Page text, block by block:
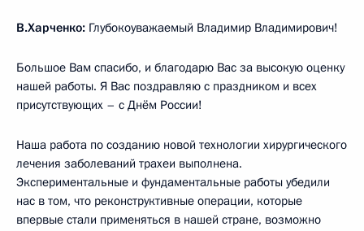
В.Харченко: Глубокоуважаемый Владимир Владимирович!
Большое Вам спасибо, и благодарю Вас за высокую оценку
нашей работы. Я Вас поздравляю с праздником и всех
присутствующих – с Днём России!
Наша работа по созданию новой технологии хирургического
лечения заболеваний трахеи выполнена.
Экспериментальные и фундаментальные работы убедили
нас в том, что реконструктивные операции, которые
впервые стали применяться в нашей стране, возможно